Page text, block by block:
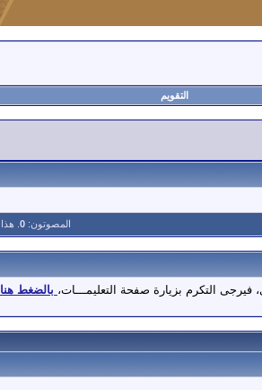
التقويم
المصوتون: 0
.
فيرجى التكرم بزيارة صفحة التعليمـــات، بالضغط هنا